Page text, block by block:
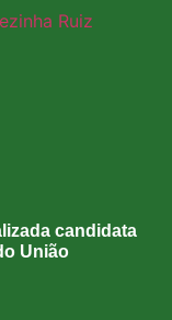
candidata
União